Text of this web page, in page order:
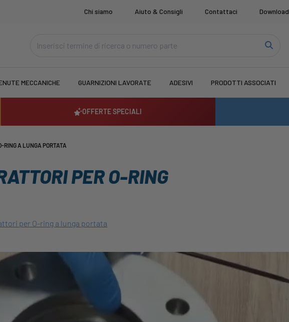
Chi siamo Aiuto & Consigli Contattaci Download
MECCANICHE GUARNIZIONI LAVORATE ADESIVI PRODOTTI ASSOCIATI
OFFERTE SPECIALI
RING A LUNGA PORTATA
PER O-RING
per O-ring a lunga portata